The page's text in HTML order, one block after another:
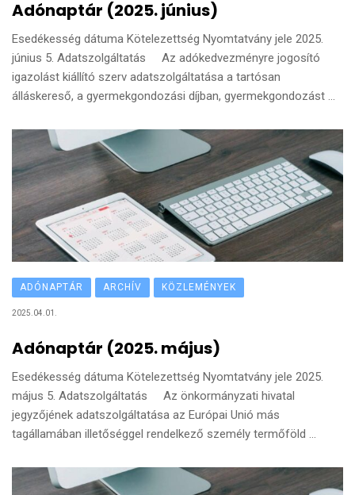
Adónaptár (2025. június)
Esedékesség dátuma Kötelezettség Nyomtatvány jele 2025.
június 5. Adatszolgáltatás Az adókedvezményre jogosító
igazolást kiállító szerv adatszolgáltatása a tartósan
álláskereső, a gyermekgondozási díjban, gyermekgondozást ...
ADÓNAPTÁR ARCHÍV KÖZLEMÉNYEK
2025.04.01.
Adónaptár (2025. május)
Esedékesség dátuma Kötelezettség Nyomtatvány jele 2025.
május 5. Adatszolgáltatás Az önkormányzati hivatal
jegyzőjének adatszolgáltatása az Európai Unió más
tagállamában illetőséggel rendelkező személy termőföld ...